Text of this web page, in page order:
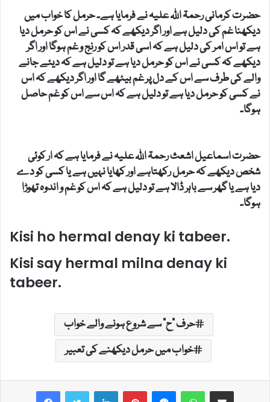
حضرت کرمانی رحمۃ اللہ علیہ نے فرمایا ہے۔ حرمل کا خواب میں
دیکھنا غم کی دلیل ہے اور اگر دیکھے کہ کسی نے اس کو حرمل دیا
ہے تو اس امر کی دلیل ہے کہ اسی قدر اس کو رنج و غم ہوگا اور اگر
دیکھے کہ کسی نے اس کو حرمل دیا ہے تو دلیل ہے کہ دیئے جانے
والے کی طرف سے اس کے دل پر غم بیٹھے گا اور اگر دیکھے کہ اس
نے کسی کو حرمل دیا ہے تو دلیل ہے کہ اس سے اس کو غم حاصل
ہوگا۔
حضرت اسماعیل اشعث رحمۃ اللہ علیہ نے فرمایا ہے کہ ار کوئی
شخص دیکھے کہ حرمل رکھتاہے اور کھایا نہیں ہے یا کسی کو دے
دیا ہے یا گھر سے باہر ڈالا ہے تو دلیل ہے کہ اس کو غم و اندوہ تھوڑا
ہوگا۔
Kisi ho hermal denay ki tabeer.
Kisi say hermal milna denay ki
tabeer.
حرف "ح" سے شروع ہونے والے خواب
خواب میں حرمل دیکھنے کی تعبیر
LinkedInPinterestMessengerWhatsAppShare via Email